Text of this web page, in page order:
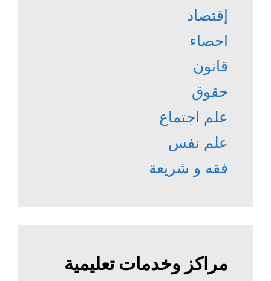
إقتصاد
احصاء
قانون
حقوق
علم اجتماع
علم نفس
فقه و شريعة
مراكز وخدمات تعليمية